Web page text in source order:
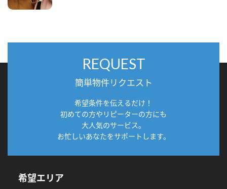
REQUEST
簡単物件リクエスト
希望条件を伝えるだけ！
初めての方やリピーターの方にも
大人気のサービス。
お忙しいあなたをサポートします。
希望エリア